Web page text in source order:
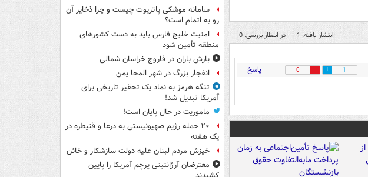
انتشار یافته: 1 در انتظار بررسی: 0
1
0 پاسخ
سامانه موشکی پاتریوت چیست و چرا ذخایر آن
رو به اتمام است؟
امنیت خلیج فارس باید به دست کشورهای
منطقه تأمین شود
بارش باران در فاروج خراسان شمالی
انفجار بزرگ در شهر المخا یمن
تنگه هرمز به نماد یک تحقیر تاریخی برای
آمریکا تبدیل شد!
ماموریت در حال پایان است!
۲۰ حمله رژیم صهیونیستی به درعا و قنیطره در
یک هفته
خیزش مردم لبنان علیه دولت سازشکار و خائن
معترضان آرژانتینی پرچم آمریکا را پایین